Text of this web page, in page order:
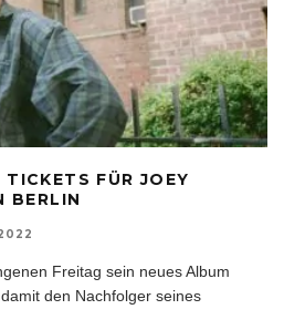
FÜR JOEY
BERLIN
Freitag sein neues Album
den Nachfolger seines